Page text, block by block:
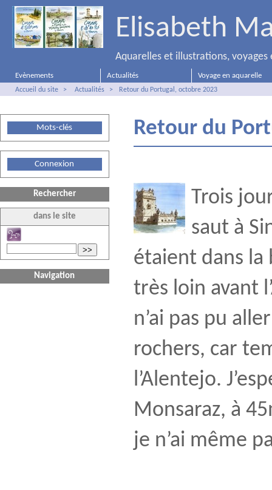
Elisabeth
Aquarelles et illustrations, voyages
Evènements Actualités Voyage en aquarelle
Accueil du site > Actualités > Retour du Portugal, octobre 2023
Retour du
Trois
saut à
étaient dans la
très loin avant
n’ai pas pu
rochers, car
l’Alentejo.
Monsaraz, à
je n’ai même
Mots-clés
Connexion
Rechercher
dans le site
>>
Navigation